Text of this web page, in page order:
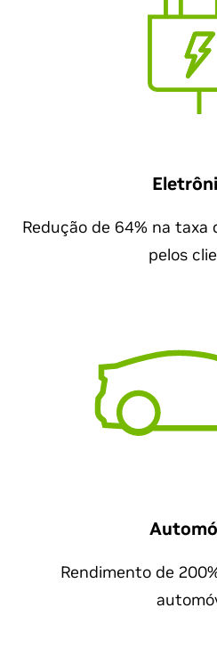
Redução de 64% na
pelos
Rendimento de